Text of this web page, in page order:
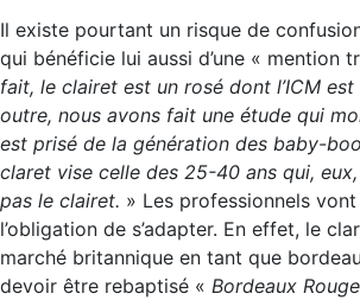
Il existe pourtant un risque de
qui bénéficie lui aussi d’une « mention
fait, le clairet est un rosé dont l’ICM
outre, nous avons fait une étude qui
est prisé de la génération des baby-
claret vise celle des 25-40 ans qui,
pas le clairet. » Les professionnels
l’obligation de s’adapter. En effet, le
marché britannique en tant que
devoir être rebaptisé « Bordeaux